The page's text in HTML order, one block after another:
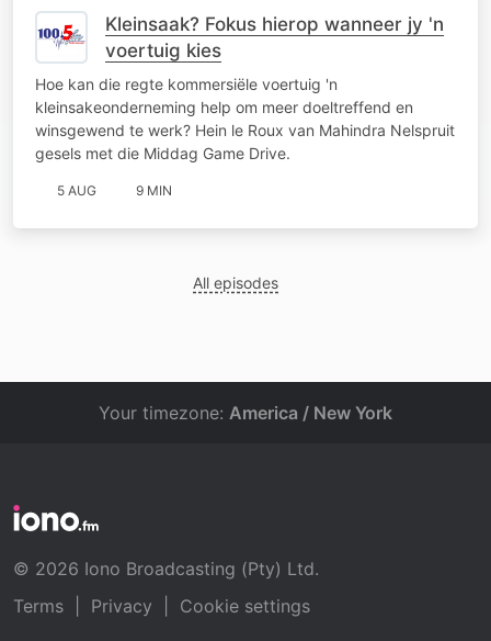
Kleinsaak? Fokus hierop wanneer jy 'n
voertuig kies
Hoe kan die regte kommersiële voertuig 'n
kleinsakeonderneming help om meer doeltreffend en
winsgewend te werk? Hein le Roux van Mahindra Nelspruit
gesels met die Middag Game Drive.
5 AUG 9 MIN
All episodes
Your timezone: America / New York
© 2026 Iono Broadcasting (Pty) Ltd.
Terms
Privacy
Cookie settings